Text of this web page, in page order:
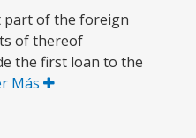
part of the foreign
of thereof
the first loan to the
Más